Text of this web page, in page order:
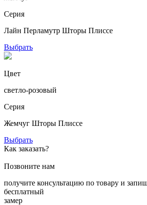
Серия
Лайн Перламутр Шторы Плиссе
Выбрать
Цвет
светло-розовый
Серия
Жемчуг Шторы Плиссе
Выбрать
Как заказать?
Позвоните нам
получите консультацию по товару и
бесплатный
замер